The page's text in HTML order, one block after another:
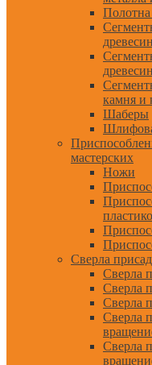
Полотна
камня и
Шаберы
мастерских
Ножи
Сверла
Сверла
Сверла
Сверла
Сверла
Сверла